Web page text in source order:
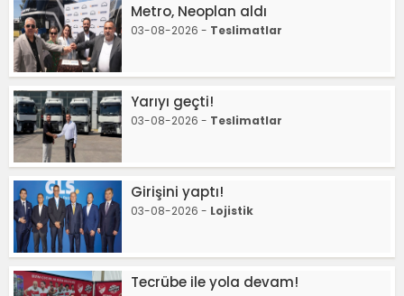
Metro, Neoplan aldı
03-08-2026 - Teslimatlar
Yarıyı geçti!
03-08-2026 - Teslimatlar
Girişini yaptı!
03-08-2026 - Lojistik
Tecrübe ile yola devam!